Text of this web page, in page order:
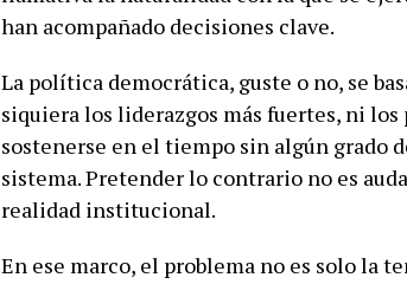
han acompañado decisiones clave.
La política democrática, guste o no, se
siquiera los liderazgos más fuertes, ni
sostenerse en el tiempo sin algún grado
sistema. Pretender lo contrario no es
realidad institucional.
En ese marco, el problema no es solo la